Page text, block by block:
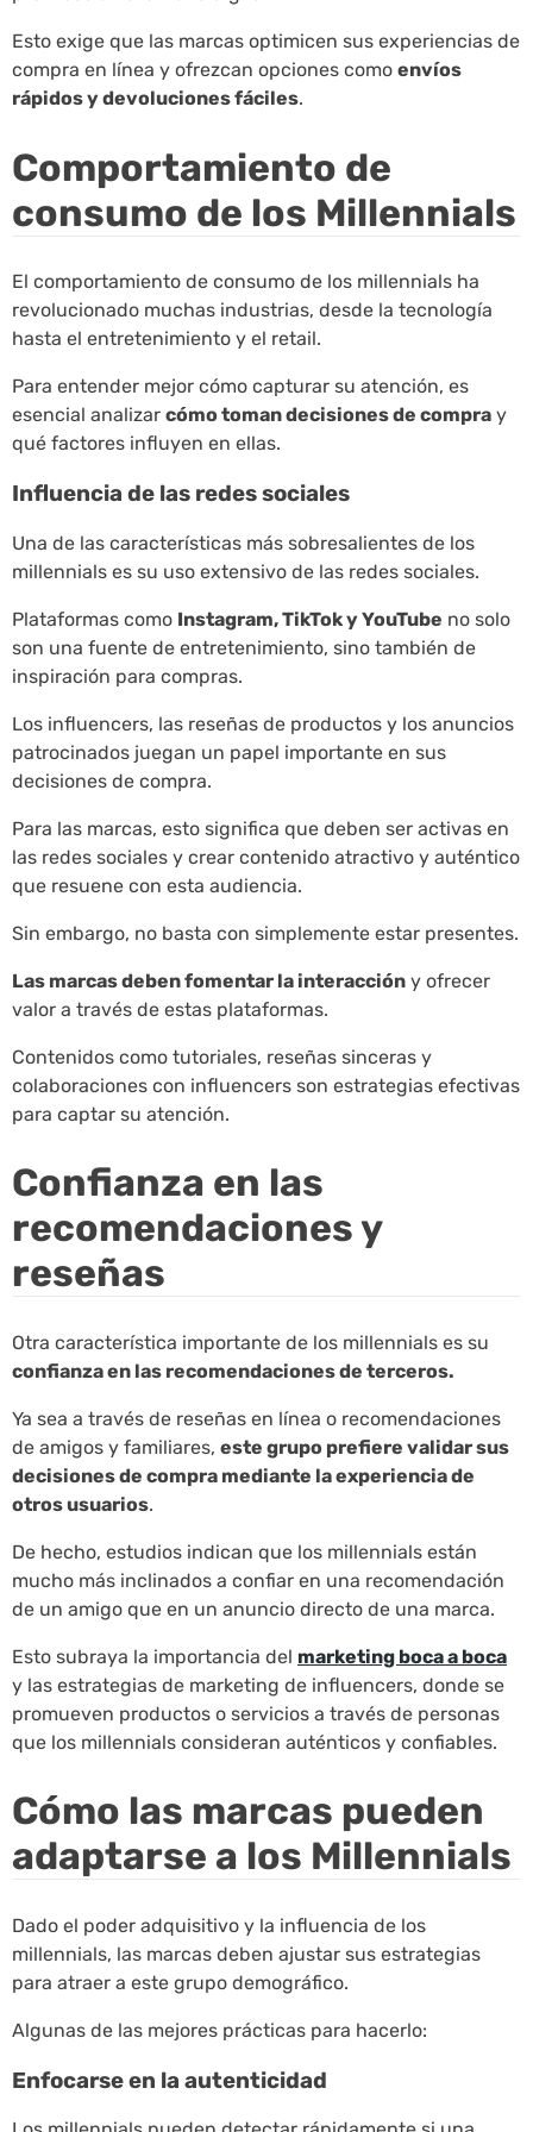
Esto exige que las marcas optimicen sus experiencias de
compra en línea y ofrezcan opciones como envíos
rápidos y devoluciones fáciles.
Comportamiento de
consumo de los Millennials
El comportamiento de consumo de los millennials ha
revolucionado muchas industrias, desde la tecnología
hasta el entretenimiento y el retail.
Para entender mejor cómo capturar su atención, es
esencial analizar cómo toman decisiones de compra y
qué factores influyen en ellas.
Influencia de las redes sociales
Una de las características más sobresalientes de los
millennials es su uso extensivo de las redes sociales.
Plataformas como Instagram, TikTok y YouTube no solo
son una fuente de entretenimiento, sino también de
inspiración para compras.
Los influencers, las reseñas de productos y los anuncios
patrocinados juegan un papel importante en sus
decisiones de compra.
Para las marcas, esto significa que deben ser activas en
las redes sociales y crear contenido atractivo y auténtico
que resuene con esta audiencia.
Sin embargo, no basta con simplemente estar presentes.
Las marcas deben fomentar la interacción y ofrecer
valor a través de estas plataformas.
Contenidos como tutoriales, reseñas sinceras y
colaboraciones con influencers son estrategias efectivas
para captar su atención.
Confianza en las
recomendaciones y
reseñas
Otra característica importante de los millennials es su
confianza en las recomendaciones de terceros.
Ya sea a través de reseñas en línea o recomendaciones
de amigos y familiares, este grupo prefiere validar sus
decisiones de compra mediante la experiencia de
otros usuarios.
De hecho, estudios indican que los millennials están
mucho más inclinados a confiar en una recomendación
de un amigo que en un anuncio directo de una marca.
Esto subraya la importancia del marketing boca a boca
y las estrategias de marketing de influencers, donde se
promueven productos o servicios a través de personas
que los millennials consideran auténticos y confiables.
Cómo las marcas pueden
adaptarse a los Millennials
Dado el poder adquisitivo y la influencia de los
millennials, las marcas deben ajustar sus estrategias
para atraer a este grupo demográfico.
Algunas de las mejores prácticas para hacerlo:
Enfocarse en la autenticidad